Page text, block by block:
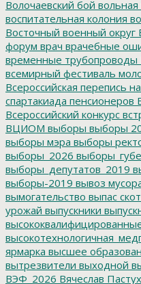
Волочаевский бой
воспитательная колония
Восточный военный округ
форум врач врачебные
временные трубопроводы
всемирный фестиваль
Всероссийская перепись
спартакиада пенсионеров
Всероссийский конкурс
ВЦИОМ выборы выборы
выборы мэра выборы
выборы_2026
выборы_депутатов_2019
выборы-2019 вывоз
вымогательство выпас
урожай выпускники
ярмарка высшее
вытрезвители выходной
ВЭФ_2026 Вячеслав